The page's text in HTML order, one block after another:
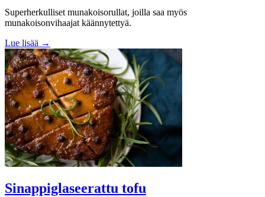
Superherkulliset munakoisorullat, joilla saa myös
munakoisonvihaajat käännytettyä.
Lue lisää →
Sinappiglaseerattu tofu